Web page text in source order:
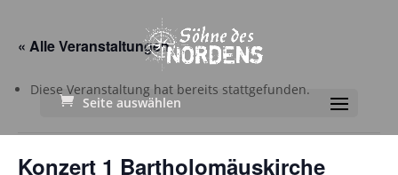
Seite auswählen
« Alle Veranstaltungen
Diese Veranstaltung hat bereits stattgefunden.
Konzert 1 Bartholomäuskirche